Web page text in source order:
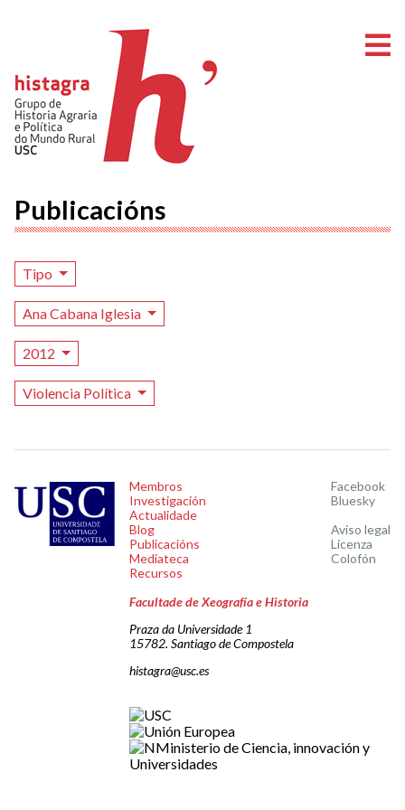
Publicacións
Tipo
Ana Cabana Iglesia
2012
Violencia Política
Membros
Investigación
Actualidade
Blog
Publicacións
Mediateca
Recursos
Facebook
Bluesky
Aviso legal
Licenza
Colofón
Facultade de Xeografía e Historia
Praza da Universidade 1
15782. Santiago de Compostela
histagra@usc.es